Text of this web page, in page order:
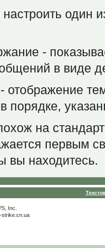
один
-
в виде
отображение
порядке,
на
первым
вы находитесь.
Inc
strike.cn.ua